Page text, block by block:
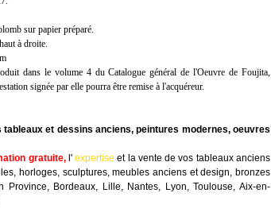
sur papier préparé.
à droite.
dans le volume 4 du Catalogue général de l'Oeuvre de Foujita,
signée par elle pourra être remise à l'acquéreur.
et dessins anciens, peintures modernes, oeuvres
gratuite, l'expertise et la vente de vos tableaux anciens
horloges, sculptures, meubles anciens et design, bronzes
Bordeaux, Lille, Nantes, Lyon, Toulouse, Aix-en-